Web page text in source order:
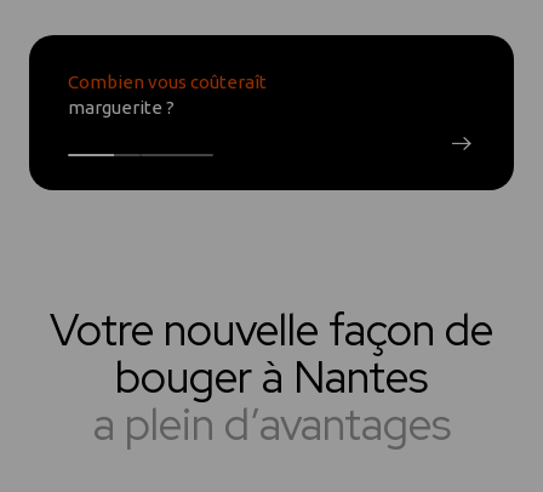
Combien vous coûteraît
marguerite ?
Combien vous coûte
votre voiture ?
Votre nouvelle façon de
bouger à Nantes
a plein d’avantages